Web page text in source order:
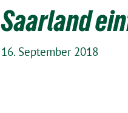
Saarland
16. September 2018